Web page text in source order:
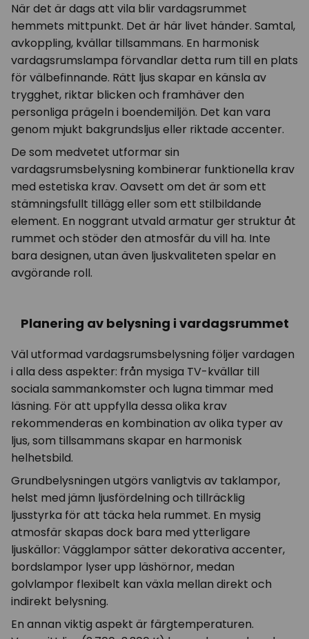
När det är dags att vila blir vardagsrummet
hemmets mittpunkt. Det är här livet händer. Samtal,
avkoppling, kvällar tillsammans. En harmonisk
vardagsrumslampa förvandlar detta rum till en plats
för välbefinnande. Rätt ljus skapar en känsla av
trygghet, riktar blicken och framhäver den
personliga prägeln i boendemiljön. Det kan vara
genom mjukt bakgrundsljus eller riktade accenter.
De som medvetet utformar sin
vardagsrumsbelysning kombinerar funktionella krav
med estetiska krav. Oavsett om det är som ett
stämningsfullt tillägg eller som ett stilbildande
element. En noggrant utvald armatur ger struktur åt
rummet och stöder den atmosfär du vill ha. Inte
bara designen, utan även ljuskvaliteten spelar en
avgörande roll.
Planering av belysning i vardagsrummet
Väl utformad vardagsrumsbelysning följer vardagen
i alla dess aspekter: från mysiga TV-kvällar till
sociala sammankomster och lugna timmar med
läsning. För att uppfylla dessa olika krav
rekommenderas en kombination av olika typer av
ljus, som tillsammans skapar en harmonisk
helhetsbild.
Grundbelysningen utgörs vanligtvis av taklampor,
helst med jämn ljusfördelning och tillräcklig
ljusstyrka för att täcka hela rummet. En mysig
atmosfär skapas dock bara med ytterligare
ljuskällor: Vägglampor sätter dekorativa accenter,
bordslampor lyser upp läshörnor, medan
golvlampor flexibelt kan växla mellan direkt och
indirekt belysning.
En annan viktig aspekt är färgtemperaturen.